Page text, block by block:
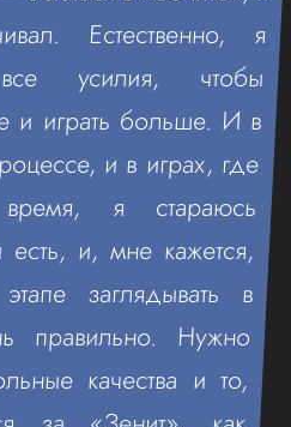
Естественно, я
усилия, чтобы
и играть больше. И в
и в играх, где
я стараюсь
и, мне кажется,
заглядывать в
правильно. Нужно
качества и то,